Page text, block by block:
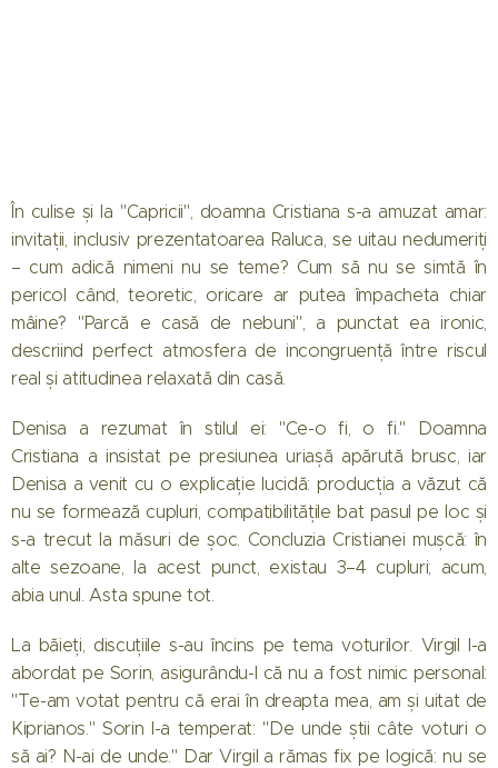
În culise și la "Capricii", doamna Cristiana s-a amuzat amar:
invitații, inclusiv prezentatoarea Raluca, se uitau nedumeriți
– cum adică nimeni nu se teme? Cum să nu se simtă în
pericol când, teoretic, oricare ar putea împacheta chiar
mâine? "Parcă e casă de nebuni", a punctat ea ironic,
descriind perfect atmosfera de incongruență între riscul
real și atitudinea relaxată din casă.
Denisa a rezumat în stilul ei: "Ce-o fi, o fi." Doamna
Cristiana a insistat pe presiunea uriașă apărută brusc, iar
Denisa a venit cu o explicație lucidă: producția a văzut că
nu se formează cupluri, compatibilitățile bat pasul pe loc și
s-a trecut la măsuri de șoc. Concluzia Cristianei mușcă: în
alte sezoane, la acest punct, existau 3–4 cupluri; acum,
abia unul. Asta spune tot.
La băieți, discuțiile s-au încins pe tema voturilor. Virgil l-a
abordat pe Sorin, asigurându-l că nu a fost nimic personal:
"Te-am votat pentru că erai în dreapta mea, am și uitat de
Kiprianos." Sorin l-a temperat: "De unde știi câte voturi o
să ai? N-ai de unde." Dar Virgil a rămas fix pe logică: nu se